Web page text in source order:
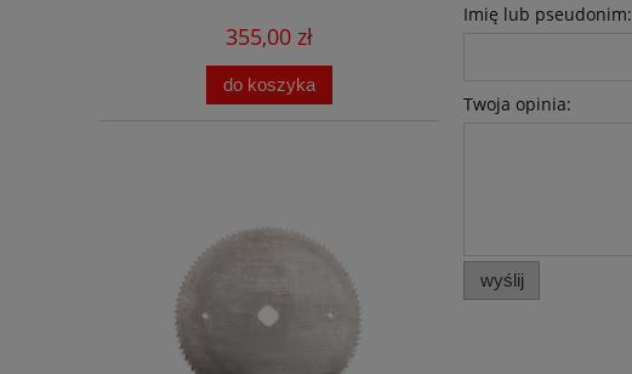
355,00 zł
do koszyka
Imię lub pseudonim:
Twoja opinia:
wyślij